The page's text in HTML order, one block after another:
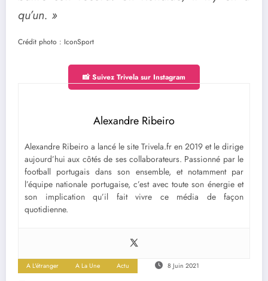
qu’un. »
Crédit photo : IconSport
📸 Suivez Trivela sur Instagram
Alexandre Ribeiro
Alexandre Ribeiro a lancé le site Trivela.fr en 2019 et le dirige
aujourd’hui aux côtés de ses collaborateurs. Passionné par le
football portugais dans son ensemble, et notamment par
l’équipe nationale portugaise, c’est avec toute son énergie et
son implication qu’il fait vivre ce média de façon
quotidienne.
A L'étranger A La Une Actu 8 Juin 2021